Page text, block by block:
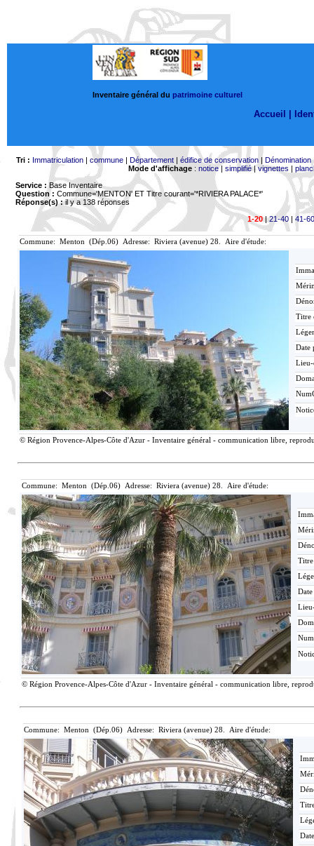
Inventaire général du patrimoine culturel
Accueil |
Tri : Immatriculation| commune| Département| édifice de conservation| Dénomination
Mode d'affichage: notice| simplifié|vignettes |
Service : Base Inventaire
Question : Commune='MENTON' ET Titre courant='*RIVIERA PALACE*'
Réponse(s) :il y a 138 réponses
1-20|21-40 | 41-60
Commune: Menton (Dép.06) Adresse: Riviera (avenue) 28. Aire d'étude:
Titre
Date
© Région Provence-Alpes-Côte d'Azur - Inventaire général - communication libre,
Commune: Menton (Dép.06) Adresse: Riviera (avenue) 28. Aire d'étude:
© Région Provence-Alpes-Côte d'Azur - Inventaire général - communication libre,
Commune: Menton (Dép.06) Adresse: Riviera (avenue) 28. Aire d'étude: